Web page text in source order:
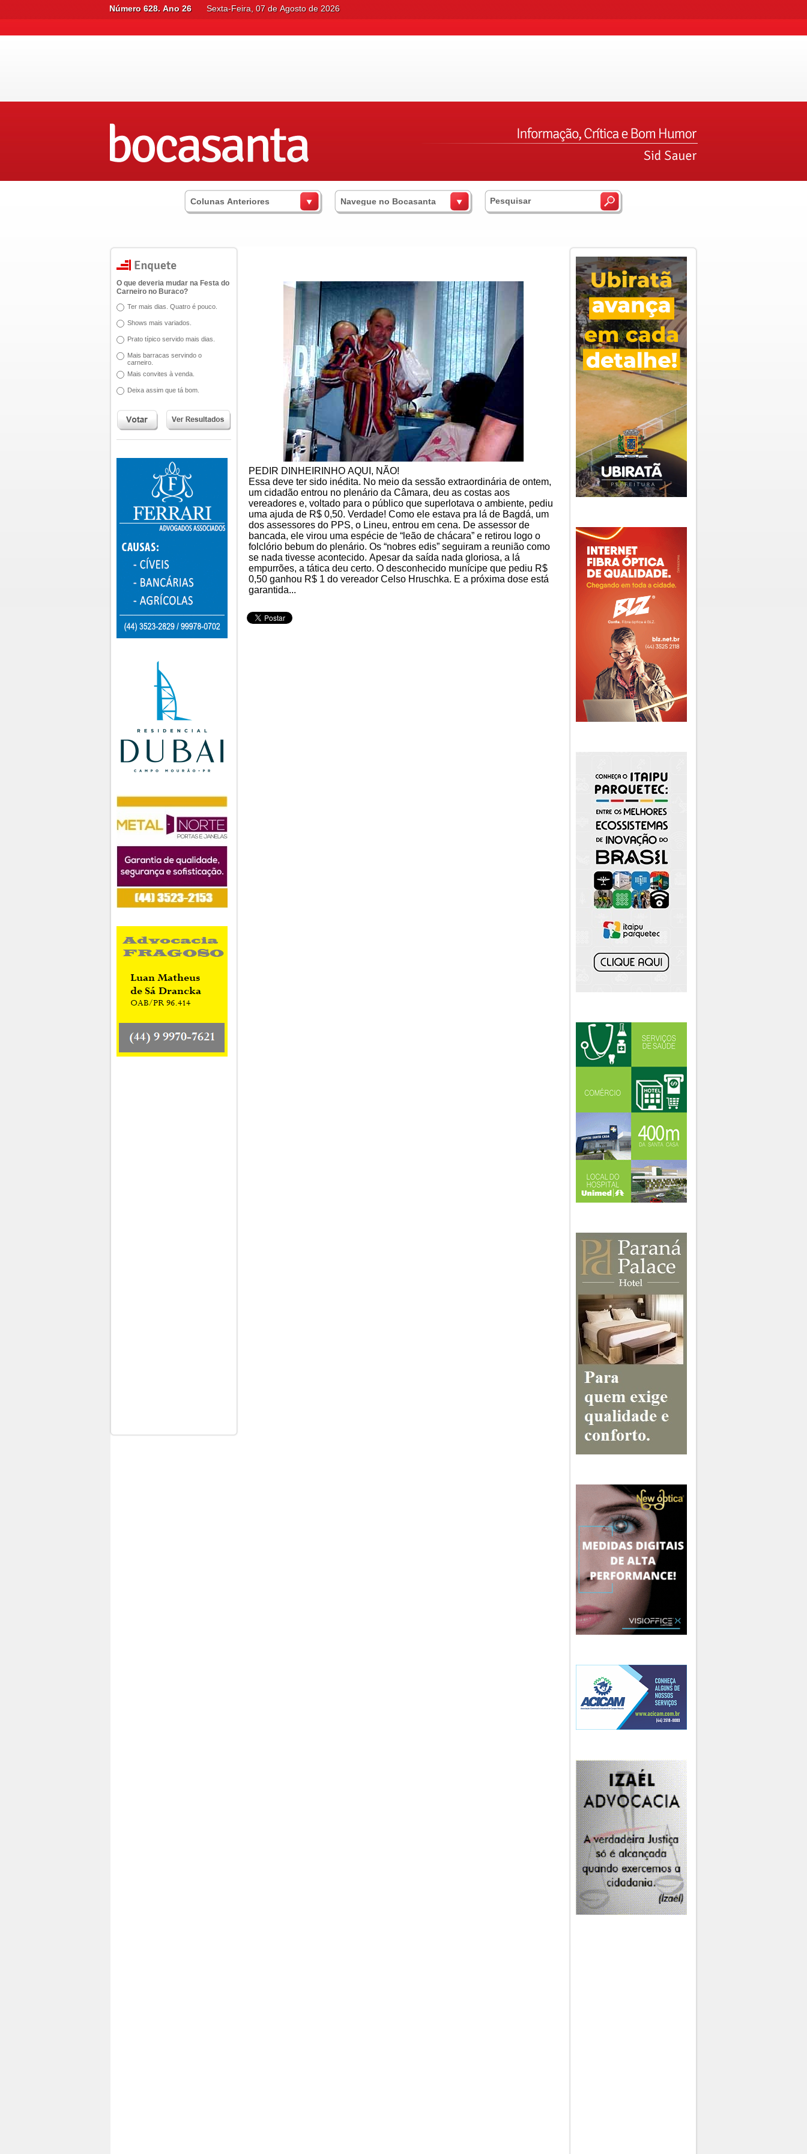
Número 628. Ano 26 Sexta-Feira, 07 de Agosto de 2026
Colunas Anteriores Navegue no Bocasanta
O que deveria mudar na Festa do
Carneiro no Buraco?
Ter mais dias. Quatro é pouco.
Shows mais variados.
Prato típico servido mais dias.
Mais barracas servindo o
carneiro.
Mais convites à venda.
Deixa assim que tá bom.
PEDIR DINHEIRINHO AQUI, NÃO!
Essa deve ter sido inédita. No meio da sessão extraordinária de ontem,
um cidadão entrou no plenário da Câmara, deu as costas aos
vereadores e, voltado para o público que superlotava o ambiente, pediu
uma ajuda de R$ 0,50. Verdade! Como ele estava pra lá de Bagdá, um
dos assessores do PPS, o Lineu, entrou em cena. De assessor de
bancada, ele virou uma espécie de “leão de chácara” e retirou logo o
folclório bebum do plenário. Os “nobres edis” seguiram a reunião como
se nada tivesse acontecido. Apesar da saída nada gloriosa, a lá
empurrões, a tática deu certo. O desconhecido munícipe que pediu R$
0,50 ganhou R$ 1 do vereador Celso Hruschka. E a próxima dose está
garantida...